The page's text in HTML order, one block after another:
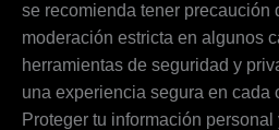
se recomienda tener precaución
moderación estricta en algunos
herramientas de seguridad y
una experiencia segura en cada
Proteger tu información